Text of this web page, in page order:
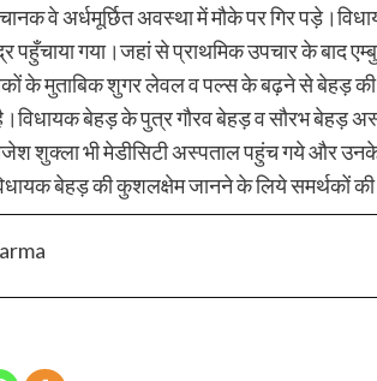
वे अर्धमूर्छित अवस्था में मौके पर गिर
पहुँचाया गया।जहां से प्राथमिक उपचार के बाद
के मुताबिक शुगर लेवल व पल्स के बढ़ने से बेहड़
है।विधायक बेहड़ के पुत्र गौरव बेहड़ व सौरभ बेहड़
शुक्ला भी मेडीसिटी अस्पताल पहुंच गये और
बेहड़ की कुशलक्षेम जानने के लिये समर्थकों